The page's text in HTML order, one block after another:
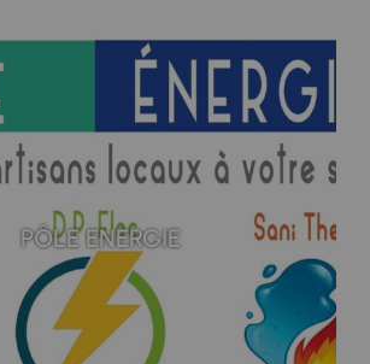
PÔLE ENERGIE